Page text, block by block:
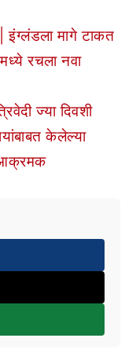
मागे टाकत
रचला नवा
ज्या दिवशी
केलेल्या
आक्रमक